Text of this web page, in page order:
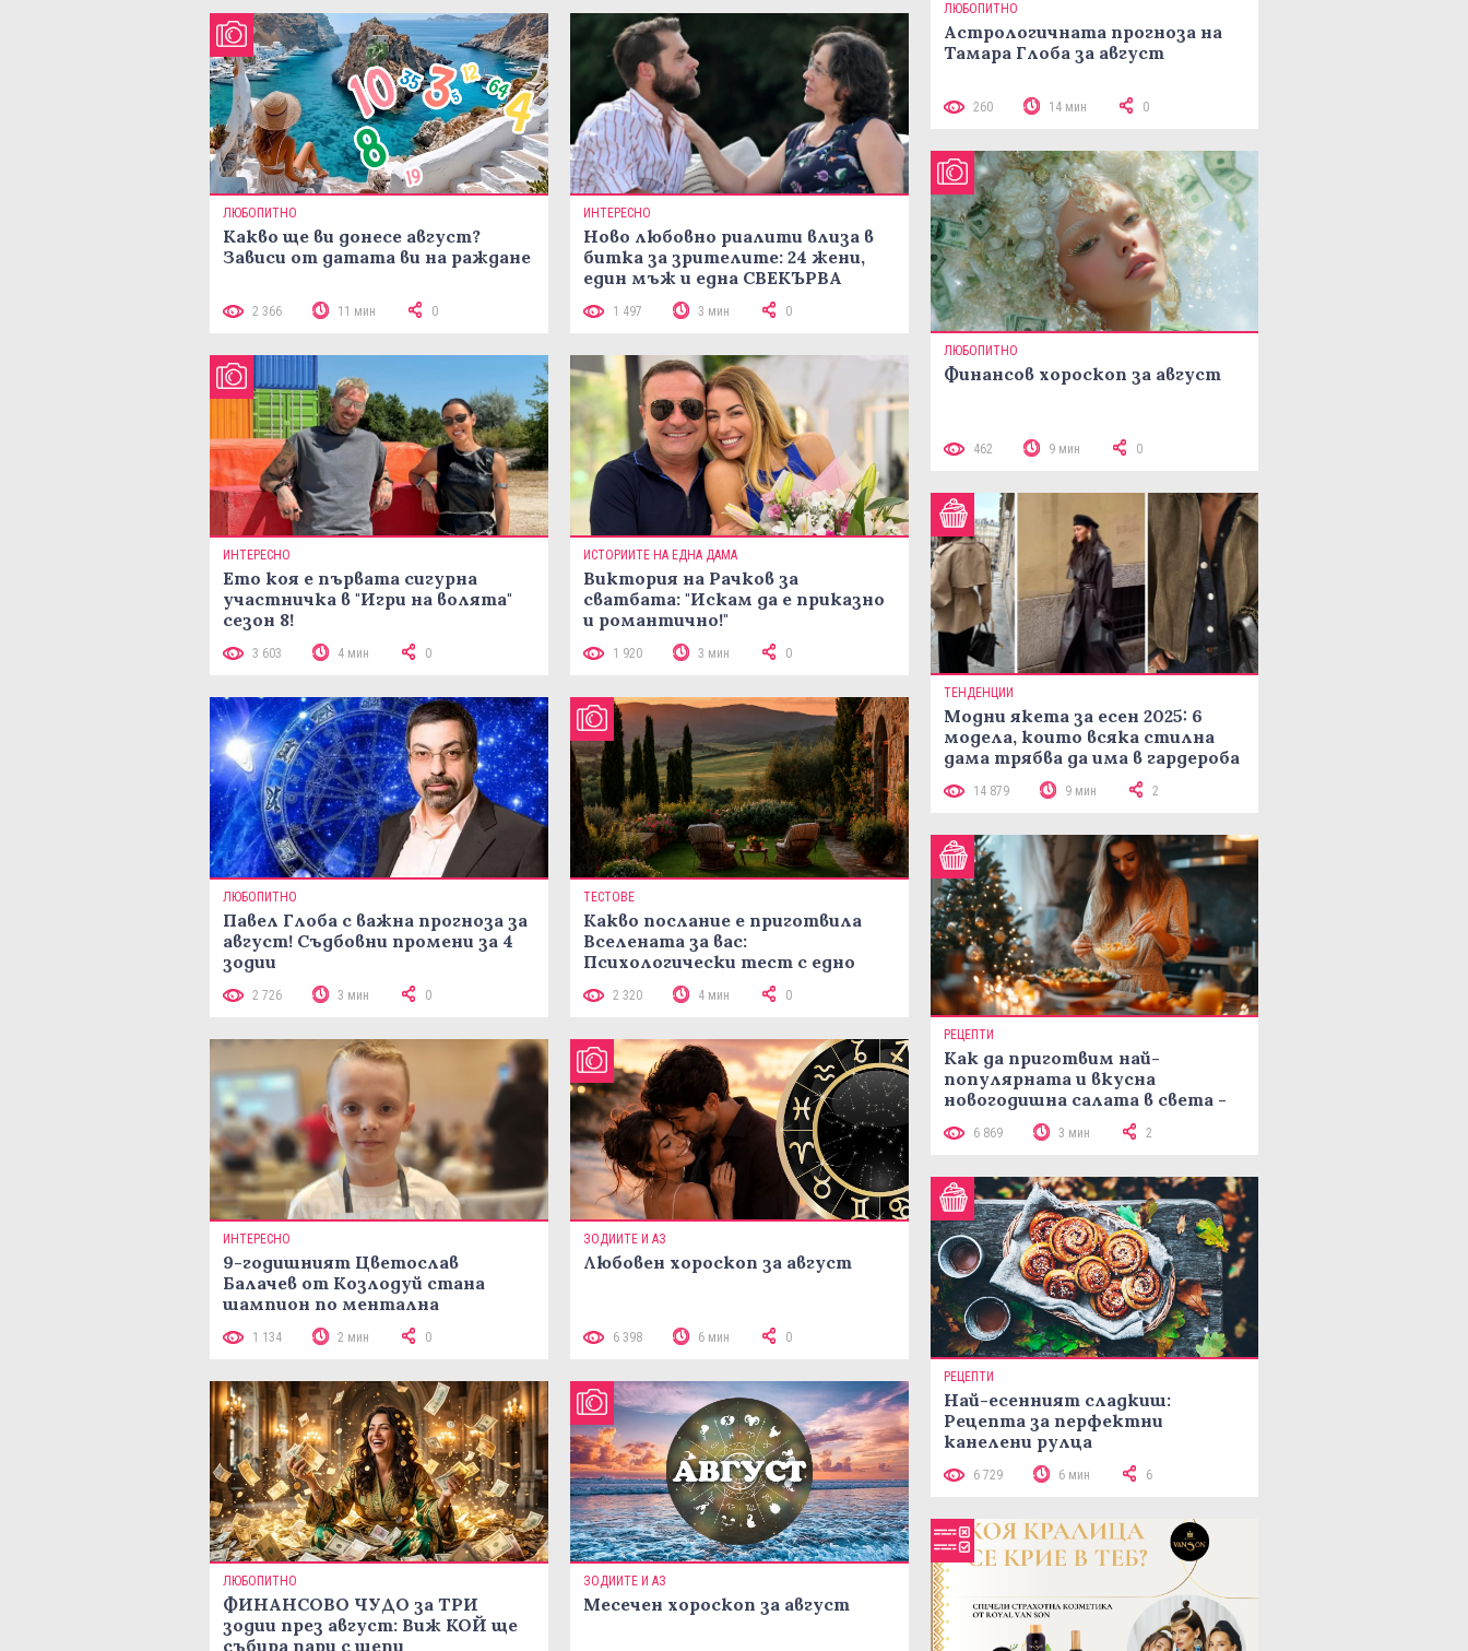
ЛЮБОПИТНО
Какво ще ви донесе август?
Зависи от датата ви на ражданe
2 366 11 мин 0
ИНТЕРЕСНО
Ново любовно риалити влиза в
битка за зрителите: 24 жени,
един мъж и една СВЕКЪРВА
1 497 3 мин 0
ИНТЕРЕСНО
Ето коя е първата сигурна
участничка в "Игри на волята"
сезон 8!
3 603 4 мин 0
ИСТОРИИТЕ НА ЕДНА ДАМА
Виктория на Рачков за
сватбата: "Искам да е приказно
и романтично!"
1 920 3 мин 0
ЛЮБОПИТНО
Павел Глоба с важна прогноза за
август! Съдбовни промени за 4
зодии
2 726 3 мин 0
ТЕСТОВЕ
Какво послание е приготвила
Вселената за вас:
Психологически тест с едно
2 320 4 мин 0
ИНТЕРЕСНО
9-годишният Цветослав
Балачев от Козлодуй стана
шампион по ментална
аритметика с 320 задачи за 10
минути
1 134 2 мин 0
ЗОДИИТЕ И АЗ
Любовен хороскоп за август
6 398 6 мин 0
ЛЮБОПИТНО
ФИНАНСОВО ЧУДО за ТРИ
зодии през август: Виж КОЙ ще
събира пари с шепи
ЗОДИИТЕ И АЗ
Месечен хороскоп за август
ЛЮБОПИТНО
Астрологичната прогноза на
Тамара Глоба за август
260 14 мин 0
ЛЮБОПИТНО
Финансов хороскоп за август
462 9 мин 0
ТЕНДЕНЦИИ
Модни якета за есен 2025: 6
модела, които всяка стилна
дама трябва да има в гардероба
14 879 9 мин 2
РЕЦЕПТИ
Как да приготвим най-
популярната и вкусна
новогодишна салата в света -
рецепта Мимоза
6 869 3 мин 2
РЕЦЕПТИ
Най-есенният сладкиш:
Рецепта за перфектни
канелени рулца
6 729 6 мин 6